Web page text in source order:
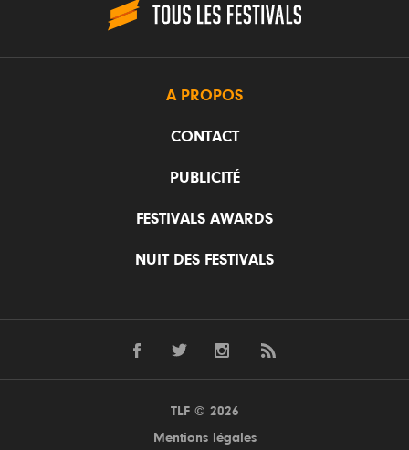
A PROPOS
CONTACT
PUBLICITÉ
FESTIVALS AWARDS
NUIT DES FESTIVALS
TLF © 2026
Mentions légales